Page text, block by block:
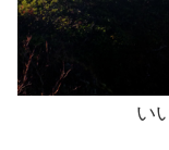
い